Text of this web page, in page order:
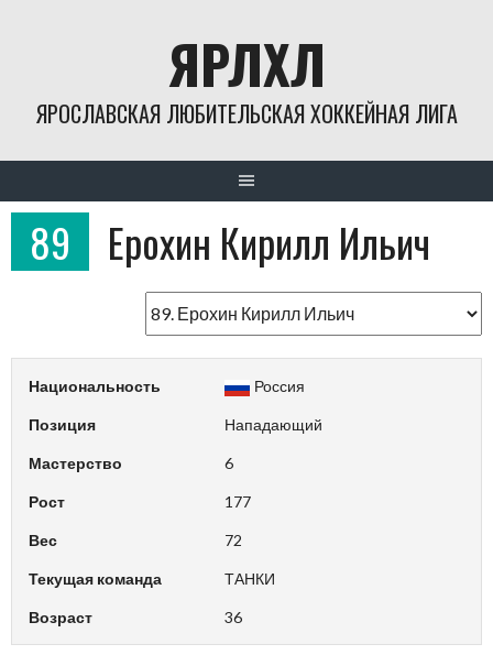
ЯРЛХЛ
ЯРОСЛАВСКАЯ ЛЮБИТЕЛЬСКАЯ ХОККЕЙНАЯ ЛИГА
89 Ерохин Кирилл Ильич
Национальность Россия
Позиция Нападающий
Мастерство 6
Рост 177
Вес 72
Текущая команда ТАНКИ
Возраст 36